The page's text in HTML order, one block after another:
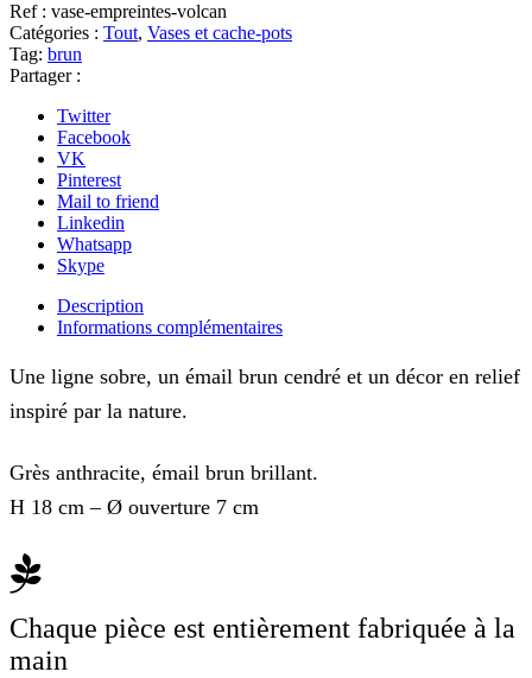
Ref : vase-empreintes-volcan
Catégories : Tout, Vases et cache-pots
Tag: brun
Partager :
Twitter
Facebook
VK
Pinterest
Mail to friend
Linkedin
Whatsapp
Skype
Description
Informations complémentaires
Une ligne sobre, un émail brun cendré et un décor en relief
inspiré par la nature.
Grès anthracite, émail brun brillant.
H 18 cm – Ø ouverture 7 cm
Chaque pièce est entièrement fabriquée à la
main